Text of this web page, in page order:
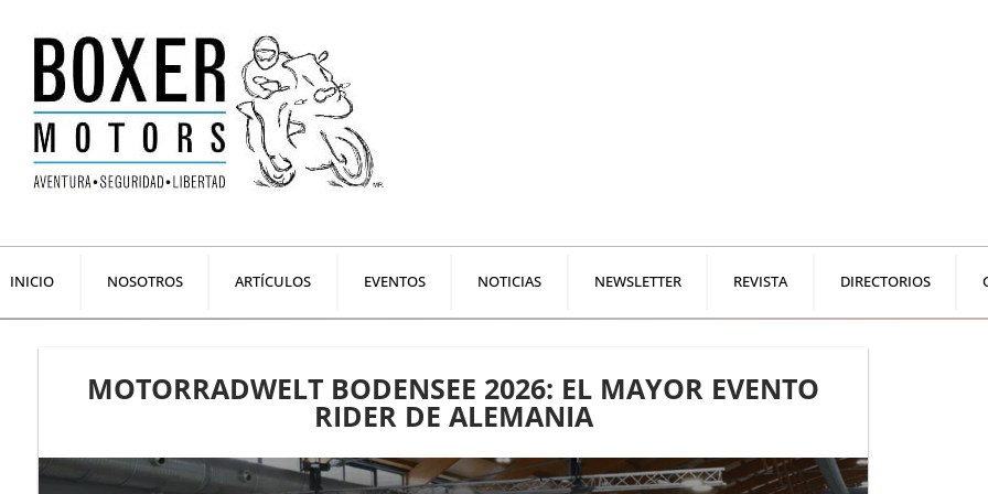
contenido
INICIO NOSOTROS ARTÍCULOS EVENTOS NOTICIAS NEWSLETTER REVISTA DIRECTORIOS
MOTORRADWELT BODENSEE 2026: EL MAYOR EVENTO
RIDER DE ALEMANIA